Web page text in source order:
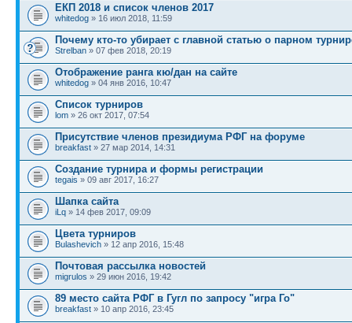
ЕКП 2018 и список членов 2017
whitedog » 16 июл 2018, 11:59
Почему кто-то убирает с главной статью о парном
Strelban » 07 фев 2018, 20:19
Отображение ранга кю/дан на сайте
whitedog » 04 янв 2016, 10:47
Список турниров
lom » 26 окт 2017, 07:54
Присутствие членов президиума РФГ на форуме
breakfast » 27 мар 2014, 14:31
Создание турнира и формы регистрации
tegais » 09 авг 2017, 16:27
Шапка сайта
iLq » 14 фев 2017, 09:09
Цвета турниров
Bulashevich » 12 апр 2016, 15:48
Почтовая рассылка новостей
migrulos » 29 июн 2016, 19:42
89 место сайта РФГ в Гугл по запросу "игра Го"
breakfast » 10 апр 2016, 23:45